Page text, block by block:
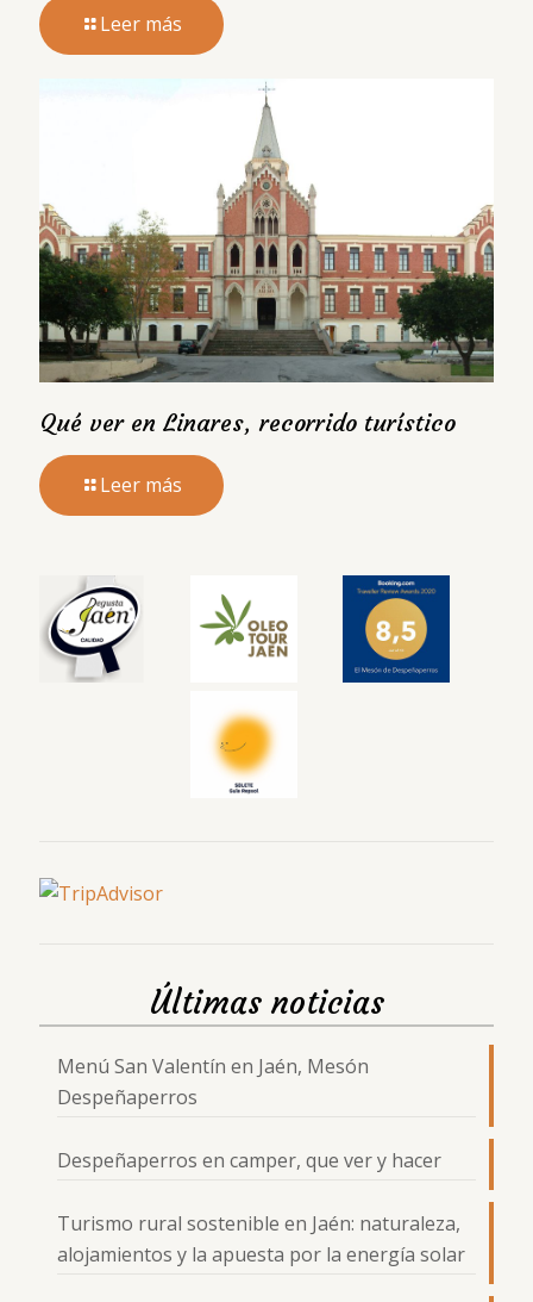
Leer más
Qué ver en Linares, recorrido turístico
Leer más
Últimas noticias
Menú San Valentín en Jaén, Mesón
Despeñaperros
Despeñaperros en camper, que ver y hacer
Turismo rural sostenible en Jaén: naturaleza,
alojamientos y la apuesta por la energía solar